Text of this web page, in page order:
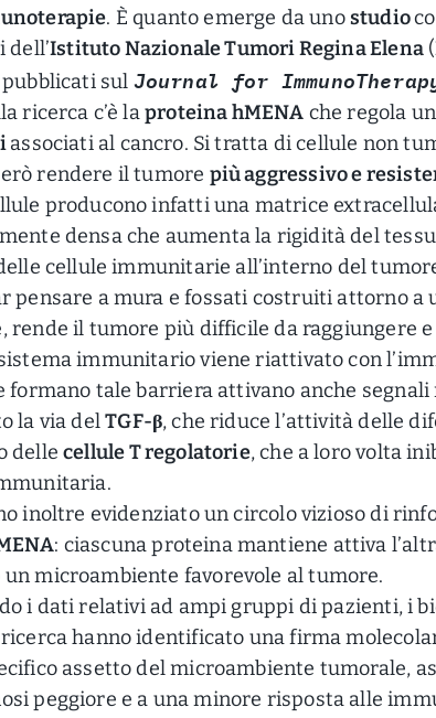
. È quanto emerge da unostudio
Istituto Nazionale Tumori Regina Elena(
sul Journal for
ricerca c’è laproteina hMENA che regola
associati al cancro. Si tratta di cellule non
rendere il tumore più aggressivo e
producono infatti una matrice
densa che aumenta la rigidità del
cellule immunitarie all’interno del
pensare a mura e fossati costruiti attorno a
rende il tumore più difficile da raggiungere
immunitario viene riattivato con
formano tale barriera attivano anche segnali
la via delTGF-β, che riduce l’attività delle
dellecellule T regolatorie, che a loro volta
inoltre evidenziato un circolo vizioso di
: ciascuna proteina mantiene attiva
microambiente favorevole al tumore.
i dati relativi ad ampi gruppi di pazienti, i
hanno identificato una firma
assetto del microambiente tumorale,
peggiore e a una minore risposta alle